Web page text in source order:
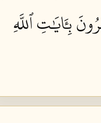
بِـَٔايَٰتِ ٱللَّهِ